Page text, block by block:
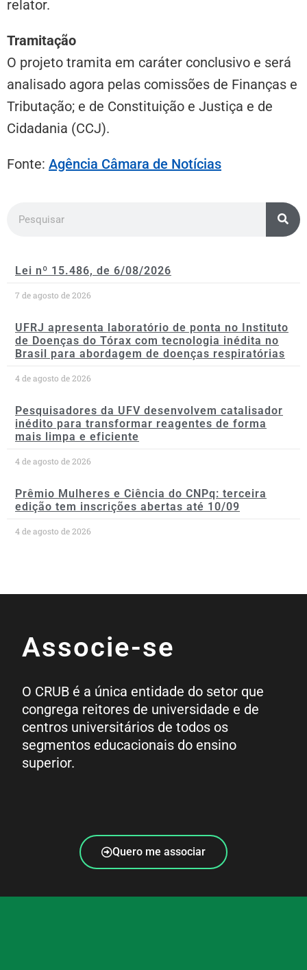
relator.
Tramitação
O projeto tramita em caráter conclusivo e será
analisado agora pelas comissões de Finanças e
Tributação; e de Constituição e Justiça e de
Cidadania (CCJ).
Fonte: Agência Câmara de Notícias
Lei nº 15.486, de 6/08/2026
7 de agosto de 2026
UFRJ apresenta laboratório de ponta no Instituto
de Doenças do Tórax com tecnologia inédita no
Brasil para abordagem de doenças respiratórias
4 de agosto de 2026
Pesquisadores da UFV desenvolvem catalisador
inédito para transformar reagentes de forma
mais limpa e eficiente
4 de agosto de 2026
Prêmio Mulheres e Ciência do CNPq: terceira
edição tem inscrições abertas até 10/09
4 de agosto de 2026
Associe-se
O CRUB é a única entidade do setor que
congrega reitores de universidade e de
centros universitários de todos os
segmentos educacionais do ensino
superior.
Quero me associar